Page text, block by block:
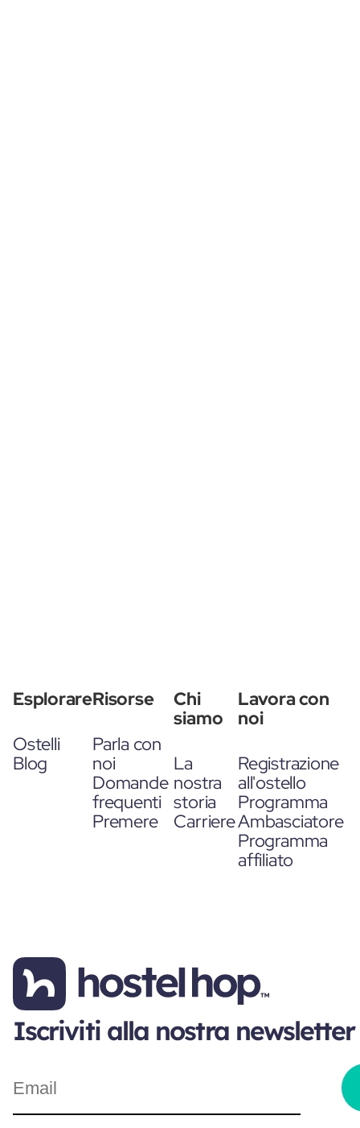
Esplorare
Ostelli
Blog
Risorse
Parla con
noi
Domande
frequenti
Premere
Chi
siamo
La
nostra
storia
Carriere
Lavora con
noi
Registrazione
all'ostello
Programma
Ambasciatore
Programma
affiliato
Iscriviti alla nostra newsletter